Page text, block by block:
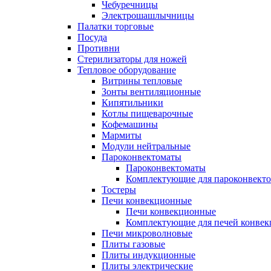
Чебуречницы
Электрошашлычницы
Палатки торговые
Посуда
Противни
Стерилизаторы для ножей
Тепловое оборудование
Витрины тепловые
Зонты вентиляционные
Кипятильники
Котлы пищеварочные
Кофемашины
Мармиты
Модули нейтральные
Пароконвектоматы
Пароконвектоматы
Комплектующие для
Тостеры
Печи конвекционные
Печи конвекционные
Комплектующие для печей
Печи микроволновые
Плиты газовые
Плиты индукционные
Плиты электрические